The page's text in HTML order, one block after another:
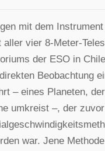
mit dem Instrument
vier 8-Meter-
der ESO in
Beobachtung
– eines Planeten,
umkreist –, der
war. Jene